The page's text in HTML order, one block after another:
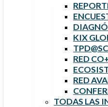
KIX
RED
RED
TODAS LAS